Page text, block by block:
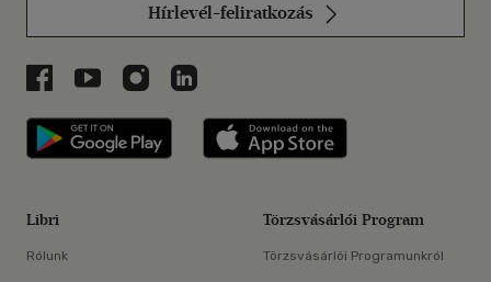
Hírlevél-feliratkozás
Libri a Facebookon
Libri a Youtube-on
Libri az Instagramon
Libri a LinkedInen
Libri applikáció Szerezd meg: Google
Libri
Rólunk
Törzsvásárlói Program
Törzsvásárlói Programunkról